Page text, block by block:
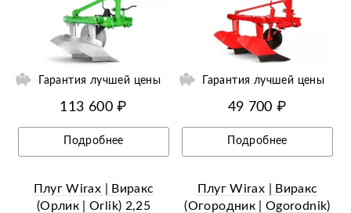
Гарантия лучшей цены
113 600 ₽
Подробнее
Ещё 17 фотографий
Гарантия лучшей цены
49 700 ₽
Подробнее
Плуг Wirax | Виракс
(Орлик | Orlik) 2,25
Плуг Wirax | Виракс
(Огородник | Оgorodnik)